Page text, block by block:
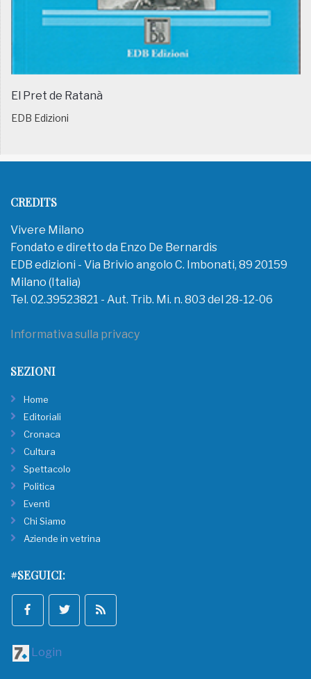
El Pret de Ratanà
EDB Edizioni
CREDITS
Vivere Milano
Fondato e diretto da Enzo De Bernardis
EDB edizioni - Via Brivio angolo C. Imbonati, 89 20159
Milano (Italia)
Tel. 02.39523821 - Aut. Trib. Mi. n. 803 del 28-12-06
Informativa sulla privacy
SEZIONI
Home
Editoriali
Cronaca
Cultura
Spettacolo
Politica
Eventi
Chi Siamo
Aziende in vetrina
#SEGUICI:
Login